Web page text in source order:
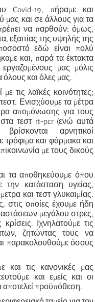
Covid-19, πήραμε και
και σε άλλους για τα
να παρθούν: όμως,
εξαιτίας της υψηλής της
εδώ είναι πολύ
και, παρά τα έκτακτα
μας μόλις
όλους και όλες μας.
τις λαϊκές κοινότητες;
Ενισχύουμε τα μέτρα
απομόνωσης για τους
τεστ rt-pcr (ενώ αυτά
αρνητικοί
και φάρμακα και
με τους δικούς
τα αποθηκεύουμε όπου
κατάσταση υγείας,
και τεστ γλυκαιμίας.
στις οποίες έχουμε ήδη
μεγάλου στρες,
Ιχνηλατούμε τις
ζητώντας τους να
παρακολουθούμε όσους
και τις κανονικές μας
και εμείς και οι
αποτελεί προϋπόθεση.